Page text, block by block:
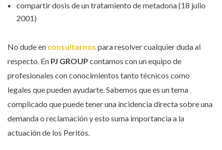
compartir dosis de un tratamiento de metadona (18 julio
2001)
No dude en consultarnos para resolver cualquier duda al
respecto. En PJ GROUP contamos con un equipo de
profesionales con conocimientos tanto técnicos como
legales que pueden ayudarte. Sabemos que es un tema
complicado que puede tener una incidencia directa sobre una
demanda o reclamación y esto suma importancia a la
actuación de los Peritos.